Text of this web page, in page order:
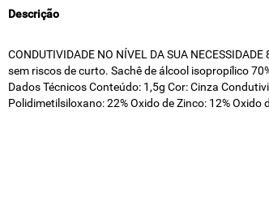
Descrição
CONDUTIVIDADE NO NÍVEL DA SUA
sem riscos de curto. Sachê de álcool isopropílico
Dados Técnicos Conteúdo: 1,5g Cor: Cinza
Polidimetilsiloxano: 22% Oxido de Zinco: 12%